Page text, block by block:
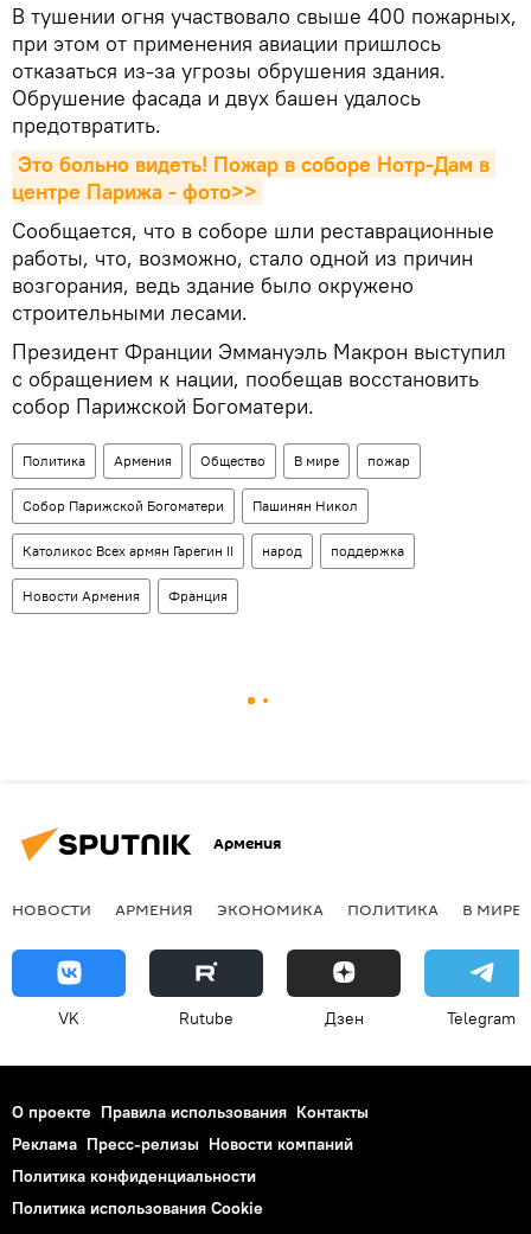
В тушении огня участвовало свыше 400 пожарных,
при этом от применения авиации пришлось
отказаться из-за угрозы обрушения здания.
Обрушение фасада и двух башен удалось
предотвратить.
Это больно видеть! Пожар в соборе Нотр-Дам в
центре Парижа - фото>>
Сообщается, что в соборе шли реставрационные
работы, что, возможно, стало одной из причин
возгорания, ведь здание было окружено
строительными лесами.
Президент Франции Эммануэль Макрон выступил
с обращением к нации, пообещав восстановить
собор Парижской Богоматери.
Политика Армения Общество В мире пожар
Собор Парижской Богоматери Пашинян Никол
Католикос Всех армян Гарегин II народ поддержка
Новости Армения Франция
Армения
НОВОСТИ АРМЕНИЯ ЭКОНОМИКА ПОЛИТИКА В МИРЕ
VK Rutube Дзен Telegram
О проекте Правила использования Контакты
Реклама Пресс-релизы Новости компаний
Политика конфиденциальности
Политика использования Cookie